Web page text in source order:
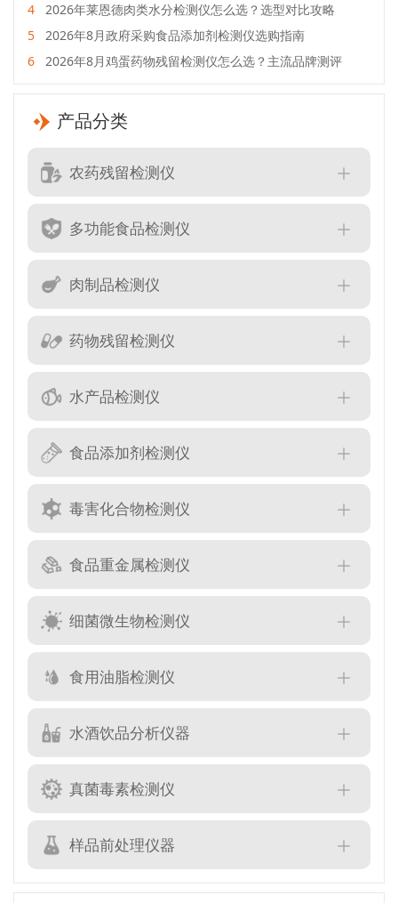
4
2026年莱恩德肉类水分检测仪怎么选？选型对比攻略
5
2026年8月政府采购食品添加剂检测仪选购指南
6
2026年8月鸡蛋药物残留检测仪怎么选？主流品牌测评
产品分类
农药残留检测仪
多功能食品检测仪
肉制品检测仪
药物残留检测仪
水产品检测仪
食品添加剂检测仪
毒害化合物检测仪
食品重金属检测仪
细菌微生物检测仪
食用油脂检测仪
水酒饮品分析仪器
真菌毒素检测仪
样品前处理仪器